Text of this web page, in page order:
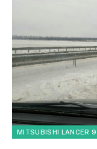
MITSUBISHI LANCER 9